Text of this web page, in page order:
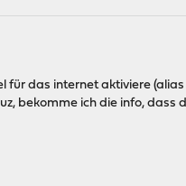
das internet aktiviere
bekomme ich die info, dass